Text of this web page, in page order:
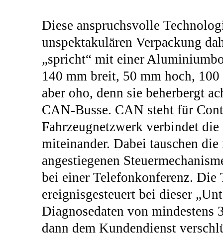
Diese anspruchsvolle
unspektakulären Verpackung
„spricht“ mit einer
140 mm breit, 50 mm hoch,
aber oho, denn sie beherbergt
CAN-Busse. CAN steht für
Fahrzeugnetzwerk verbindet die
miteinander. Dabei tauschen
angestiegenen
bei einer Telefonkonferenz. Die
ereignisgesteuert bei dieser
Diagnosedaten von mindestens
dann dem Kundendienst